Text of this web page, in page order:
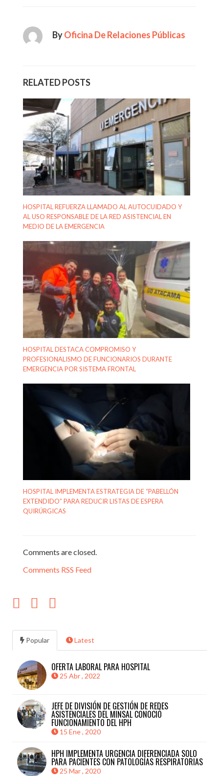
ByOficina De Relaciones Públicas
RELATED POSTS
HOSPITAL REFUERZA LLAMADO AL AUTOCUIDADO Y
AL USO RESPONSABLE DE LA RED ASISTENCIAL EN
MEDIO DE LA EMERGENCIA
HOSPITAL DESTACA COMPROMISO Y
PROFESIONALISMO DE FUNCIONARIOS DURANTE
EMERGENCIA POR SISTEMA FRONTAL
HOSPITAL IMPLEMENTA ESTRATEGIA DE “PABELLÓN
EXTENDIDO” PARA REDUCIR LISTAS DE ESPERA
QUIRÚRGICAS
Comments are closed.
Comments RSS Feed
Popular Latest
OFERTA LABORAL PARA HOSPITAL
25 Abr , 2022
JEFE DE DIVISIÓN DE GESTIÓN DE REDES
ASISTENCIALES DEL MINSAL CONOCIÓ
FUNCIONAMIENTO DEL HPH
15 Ene , 2020
HPH IMPLEMENTA URGENCIA DIFERENCIADA SOLO
PARA PACIENTES CON PATOLOGÍAS RESPIRATORIAS
25 Mar , 2020